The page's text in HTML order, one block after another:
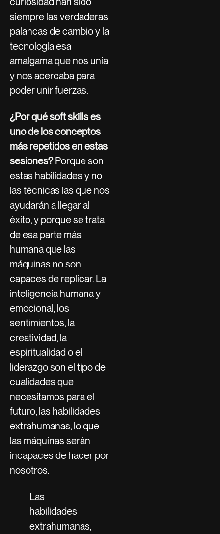
siempre las verdaderas
palancas de cambio y la
tecnología esa
amalgama que nos unía
y nos acercaba para
poder unir fuerzas.
¿Por qué soft skills es
uno de los conceptos
más repetidos en estas
sesiones?Porque son
estas habilidades y no
las técnicas las que nos
ayudarán a llegar al
éxito, y porque se trata
de esa parte más
humana que las
máquinas no son
capaces de replicar. La
inteligencia humana y
emocional, los
sentimientos, la
creatividad, la
espiritualidad o el
liderazgo son el tipo de
cualidades que
necesitamos para el
futuro, las habilidades
extrahumanas, lo que
las máquinas serán
incapaces de hacer por
nosotros.
Las
habilidades
extrahumanas,